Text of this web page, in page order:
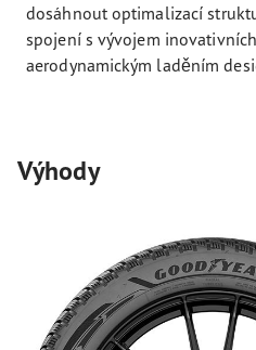
dosáhnout optimalizací
spojení s vývojem
aerodynamickým laděním
Výhody